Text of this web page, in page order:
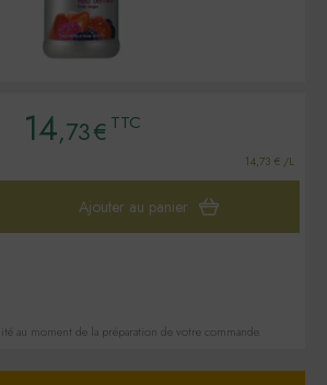
14,73€ TTC
14,73 € /L
Ajouter au panier
au moment de la préparation de votre commande.